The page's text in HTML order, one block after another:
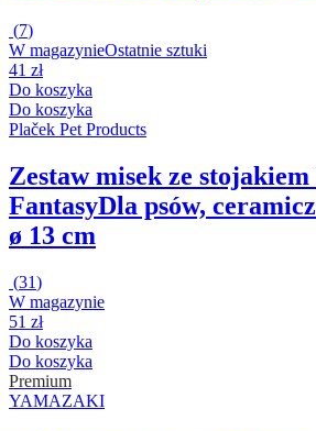
(7)
W magazynieOstatnie sztuki
41 zł
Do koszyka
Do koszyka
Plaček Pet Products
Zestaw misek ze stojakiem
FantasyDla psów,
ø 13 cm
(31)
W magazynie
51 zł
Do koszyka
Do koszyka
Premium
YAMAZAKI